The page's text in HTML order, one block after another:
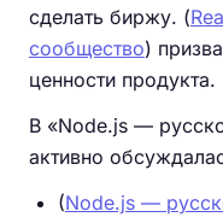
сделать биржу. (
сообщество)
ценности продукта.
В «Node.js —
активно
(Node.js —